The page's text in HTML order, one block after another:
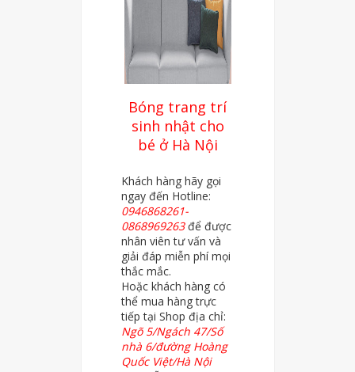
Bóng trang trí
sinh nhật cho
bé ở Hà Nội
Khách hàng hãy gọi
ngay đến Hotline:
0946868261-
0868969263để được
nhân viên tư vấn và
giải đáp miễn phí mọi
thắc mắc.
Hoặc khách hàng có
thể mua hàng trực
tiếp tại Shop địa chỉ:
Ngõ 5/Ngách 47/Số
nhà 6/đường Hoàng
Quốc Việt/Hà Nội